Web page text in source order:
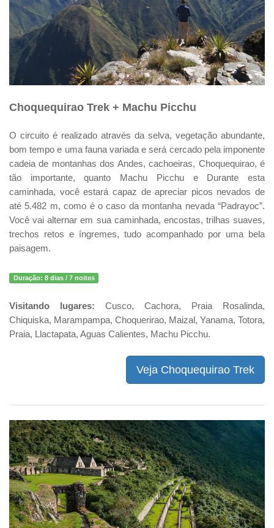
Choquequirao Trek + Machu Picchu
O circuito é realizado através da selva, vegetação abundante,
bom tempo e uma fauna variada e será cercado pela imponente
cadeia de montanhas dos Andes, cachoeiras, Choquequirao, é
tão importante, quanto Machu Picchu e Durante esta
caminhada, você estará capaz de apreciar picos nevados de
até 5.482 m, como é o caso da montanha nevada “Padrayoc”.
Você vai alternar em sua caminhada, encostas, trilhas suaves,
trechos retos e íngremes, tudo acompanhado por uma bela
paisagem.
Duração: 8 dias / 7 noites
Visitando lugares: Cusco, Cachora, Praia Rosalinda,
Chiquiska, Marampampa, Choquerirao, Maizal, Yanama, Totora,
Praia, Llactapata, Aguas Calientes, Machu Picchu.
Veja Choquequirao Trek